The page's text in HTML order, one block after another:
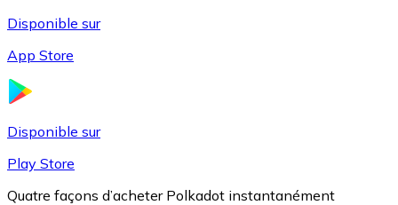
Disponible sur
App Store
Disponible sur
Play Store
Quatre façons d’acheter Polkadot instantanément